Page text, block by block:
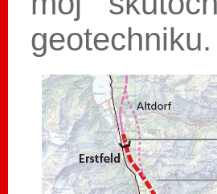
geotechniku.